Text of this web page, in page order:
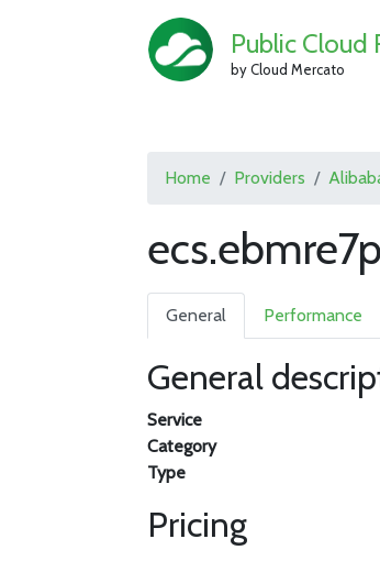
Public Cloud
by Cloud Mercato
Home Providers
General Performance
General
Service
Category
Type
Pricing